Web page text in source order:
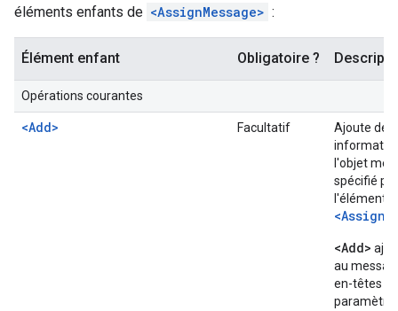
éléments enfants de <AssignMessage> :
Élément enfant Obligatoire ?
Opérations courantes
<Add> Facultatif
Ajoute des
l'objet
spécifié par
l'élément
<Add>
au
en-têtes